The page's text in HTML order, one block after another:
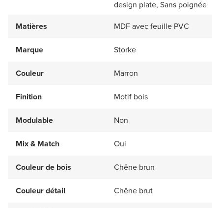
design plate, Sans poignée
Matières
MDF avec feuille PVC
Marque Storke
Couleur Marron
Finition Motif bois
Modulable Non
Mix & Match Oui
Couleur de bois Chêne brun
Couleur détail Chêne brut